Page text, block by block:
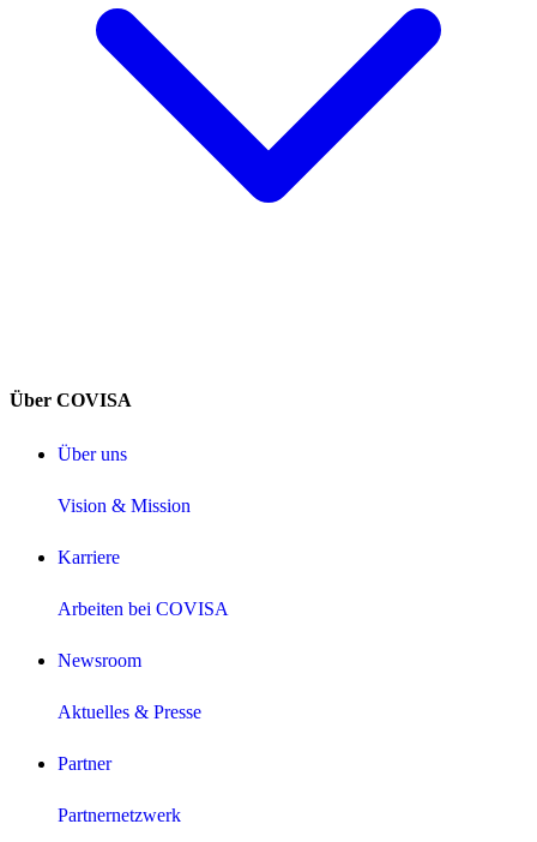
Über COVISA
Über uns
Vision & Mission
Karriere
Arbeiten bei COVISA
Newsroom
Aktuelles & Presse
Partner
Partnernetzwerk